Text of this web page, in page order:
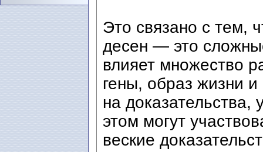
Это связано с тем,
десен — это
влияет множество
гены, образ жизни
на
этом могут
веские